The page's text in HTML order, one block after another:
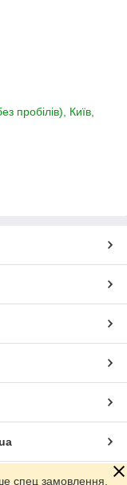
пробілів), Київ,
спец замовлення.